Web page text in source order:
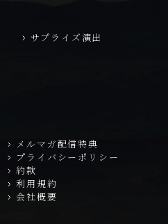
サプライズ演出
メルマガ配信特典
プライバシーポリシー
約款
利用規約
会社概要